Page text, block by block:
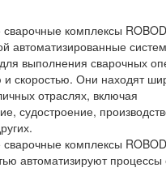
комплексы
автоматизированные
выполнения сварочных
и скоростью. Они находят
отраслях, включая
судостроение,
комплексы
автоматизируют процессы